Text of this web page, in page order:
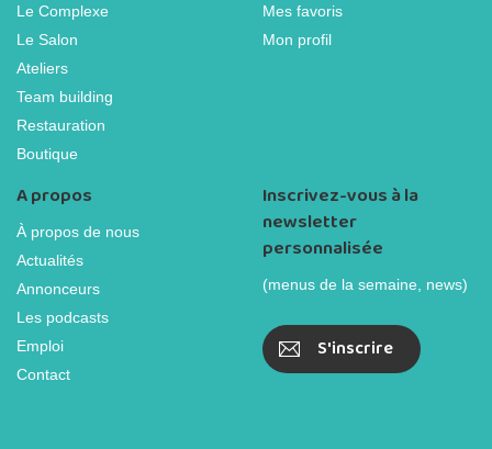
Le Complexe
Le Salon
Ateliers
Team building
Restauration
Boutique
Mes favoris
Mon profil
A propos
À propos de nous
Actualités
Annonceurs
Les podcasts
Emploi
Contact
Inscrivez-vous à la
newsletter
personnalisée
(menus de la semaine, news)
S'inscrire